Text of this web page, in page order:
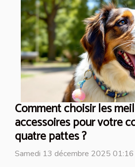
Comment choisir les
accessoires pour votre
quatre pattes ?
Samedi 13 décembre 2025 01:16